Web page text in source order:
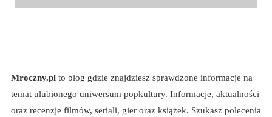
Mroczny.pl to blog gdzie znajdziesz sprawdzone informacje na
temat ulubionego uniwersum popkultury. Informacje, aktualności
oraz recenzje filmów, seriali, gier oraz książek. Szukasz polecenia